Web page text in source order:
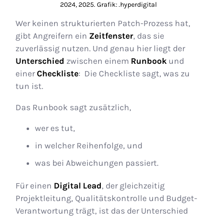
2024, 2025. Grafik: .hyperdigital
Wer keinen strukturierten Patch-Prozess hat,
gibt Angreifern ein Zeitfenster, das sie
zuverlässig nutzen. Und genau hier liegt der
Unterschied zwischen einem Runbook und
einerCheckliste: Die Checkliste sagt, was zu
tun ist.
Das Runbook sagt zusätzlich,
wer es tut,
in welcher Reihenfolge, und
was bei Abweichungen passiert.
Für einen Digital Lead, der gleichzeitig
Projektleitung, Qualitätskontrolle und Budget-
Verantwortung trägt, ist das der Unterschied